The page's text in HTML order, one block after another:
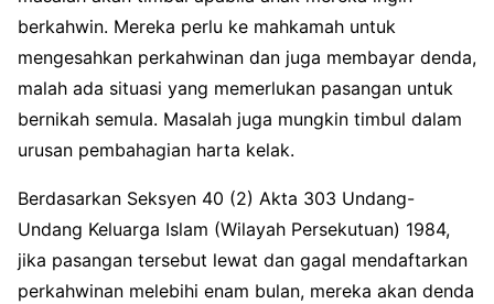
berkahwin. Mereka perlu ke mahkamah untuk
mengesahkan perkahwinan dan juga membayar denda,
malah ada situasi yang memerlukan pasangan untuk
bernikah semula. Masalah juga mungkin timbul dalam
urusan pembahagian harta kelak.
Berdasarkan Seksyen 40 (2) Akta 303 Undang-
Undang Keluarga Islam (Wilayah Persekutuan) 1984,
jika pasangan tersebut lewat dan gagal mendaftarkan
perkahwinan melebihi enam bulan, mereka akan denda